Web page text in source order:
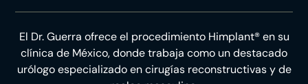
El Dr. Guerra ofrece el procedimiento Himplant® en su
clínica de México, donde trabaja como un destacado
urólogo especializado en cirugías reconstructivas y de